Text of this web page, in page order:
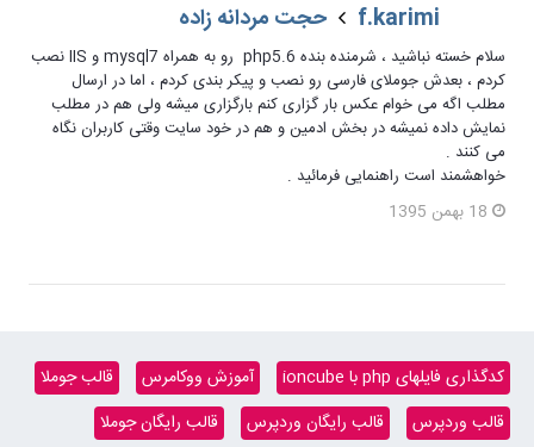
f.karimi حجت مردانه زاده
سلام خسته نباشید ، شرمنده بنده php5.6 رو به همراه mysql7 و IIS نصب
کردم ، بعدش جوملای فارسی رو نصب و پیکر بندی کردم ، اما در ارسال
مطلب اگه می خوام عکس بار گزاری کنم بارگزاری میشه ولی هم در مطلب
نمایش داده نمیشه در بخش ادمین و هم در خود سایت وقتی کاربران نگاه
می کنند .
خواهشمند است راهنمایی فرمائید .
18 بهمن 1395
کدگذاری فایلهای php با ioncube آموزش ووکامرس
قالب جوملا
قالب وردپرس
قالب رایگان وردپرس قالب رایگان جوملا